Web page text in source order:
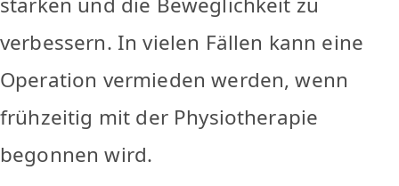
verbessern. In vielen Fällen kann eine
Operation vermieden werden, wenn
frühzeitig mit der Physiotherapie
begonnen wird.